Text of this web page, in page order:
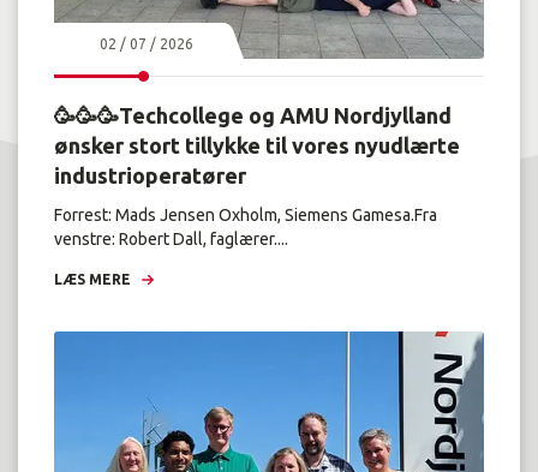
02 / 07 / 2026
🥳🥳🥳Techcollege og AMU Nordjylland
ønsker stort tillykke til vores nyudlærte
industrioperatører
Forrest: Mads Jensen Oxholm, Siemens Gamesa.Fra
venstre: Robert Dall, faglærer....
LÆS MERE